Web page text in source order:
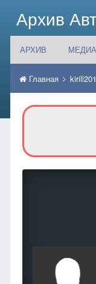
Архив
АРХИВ МЕДИА
Главная kirill201